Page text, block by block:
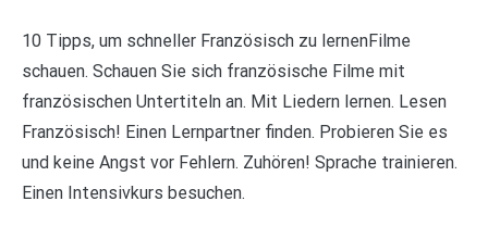
10 Tipps, um schneller Französisch zu lernenFilme
schauen. Schauen Sie sich französische Filme mit
französischen Untertiteln an. Mit Liedern lernen. Lesen
Französisch! Einen Lernpartner finden. Probieren Sie es
und keine Angst vor Fehlern. Zuhören! Sprache trainieren.
Einen Intensivkurs besuchen.